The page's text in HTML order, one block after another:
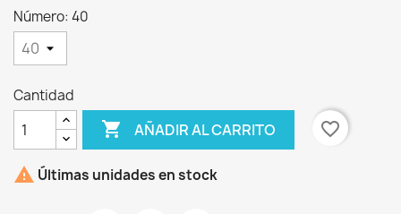
Número: 40
Cantidad
 AÑADIR AL CARRITO favorite_border
 Últimas unidades en stock
Crear lista de deseos
Nombre de la lista de deseos